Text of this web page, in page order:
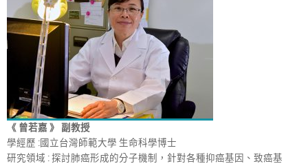
《 曾若嘉 》 副教授
學經歷 :國立台灣師範大學 生命科學博士
研究領域 : 探討肺癌形成的分子機制，針對各種抑癌基因、致癌基